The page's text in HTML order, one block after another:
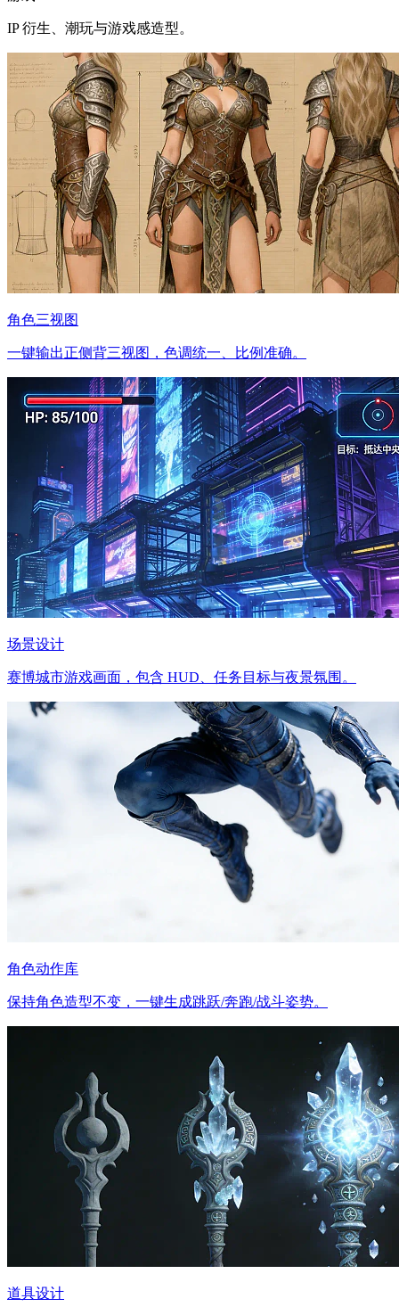
IP 衍生、潮玩与游戏感造型。
角色三视图
一键输出正侧背三视图，色调统一、比例准确。
场景设计
赛博城市游戏画面，包含 HUD、任务目标与夜景氛围。
角色动作库
保持角色造型不变，一键生成跳跃/奔跑/战斗姿势。
道具设计